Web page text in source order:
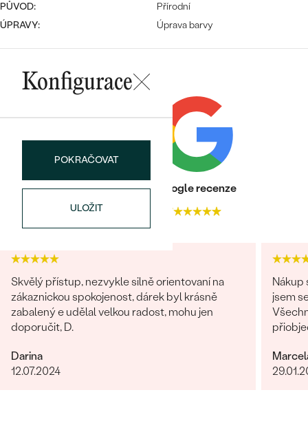
PŮVOD:
Přírodní
ÚPRAVY:
Úprava barvy
Konfigurace
POKRAČOVAT
ULOŽIT
Heureka recenze
4.9
Google recenze
4.7
Skvělý přístup, nezvykle silně orientovaní na
zákaznickou spokojenost, dárek byl krásně
zabalený e udělal velkou radost, mohu jen
doporučit, D.
Darina
12.07.2024
Nákup
jsem